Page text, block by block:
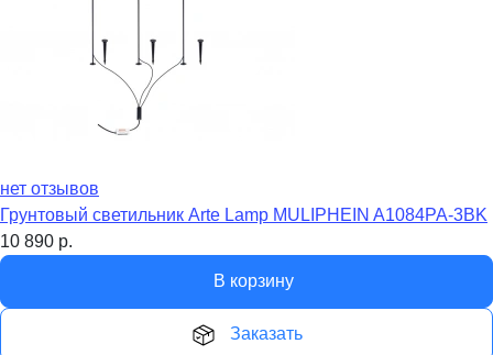
нет отзывов
Грунтовый светильник Arte Lamp MULIPHEIN A1084PA-3BK
10 890 р.
В корзину
Заказать